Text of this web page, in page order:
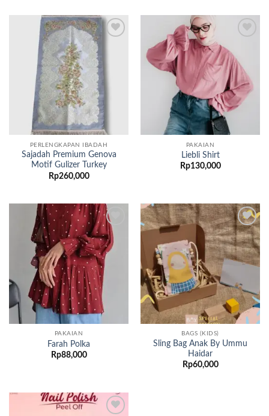
PERLENGKAPAN IBADAH
Sajadah Premium Genova
Motif Gulizer Turkey
Rp260,000
wishlist
PAKAIAN
Liebli Shirt
Rp130,000
Add to
wishlist
PAKAIAN
Farah Polka
Rp88,000
Add to
wishlist
BAGS (KIDS)
Sling Bag Anak By Ummu
Haidar
Rp60,000